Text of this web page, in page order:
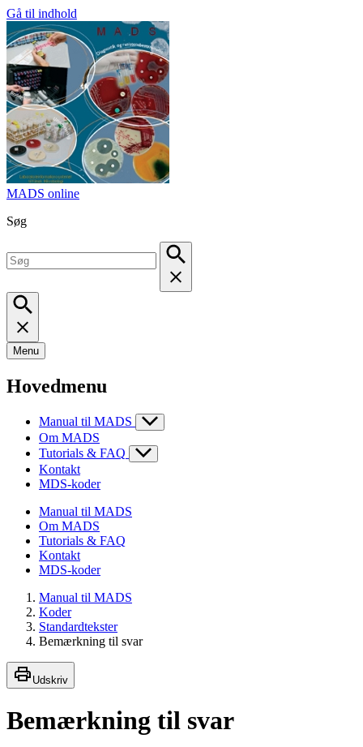
Gå til indhold
MADS online
Søg
Menu
Hovedmenu
Manual til MADS
Om MADS
Tutorials & FAQ
Kontakt
MDS-koder
Manual til MADS
Om MADS
Tutorials & FAQ
Kontakt
MDS-koder
Manual til MADS
Koder
Standardtekster
Bemærkning til svar
Udskriv
Bemærkning til svar